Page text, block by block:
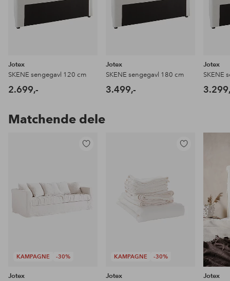
Jotex
SKENE sengegavl 120 cm
2.699,-
Jotex
SKENE sengegavl 180 cm
3.499,-
Jotex
SKENE
Matchende dele
KAMPAGNE -30%
Jotex
KAMPAGNE -30%
Jotex
Jotex